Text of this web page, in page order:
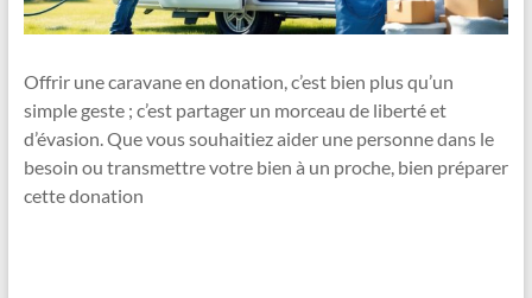
Offrir une caravane en donation, c’est bien plus qu’un
simple geste ; c’est partager un morceau de liberté et
d’évasion. Que vous souhaitiez aider une personne dans le
besoin ou transmettre votre bien à un proche, bien préparer
cette donation